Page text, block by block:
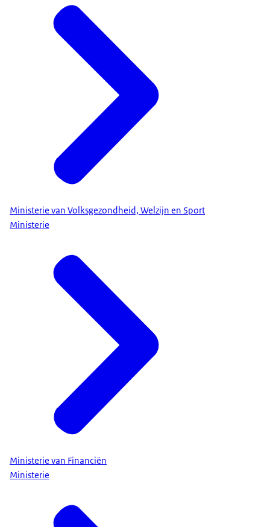
Ministerie van Volksgezondheid, Welzijn en Sport
Ministerie
Ministerie van Financiën
Ministerie